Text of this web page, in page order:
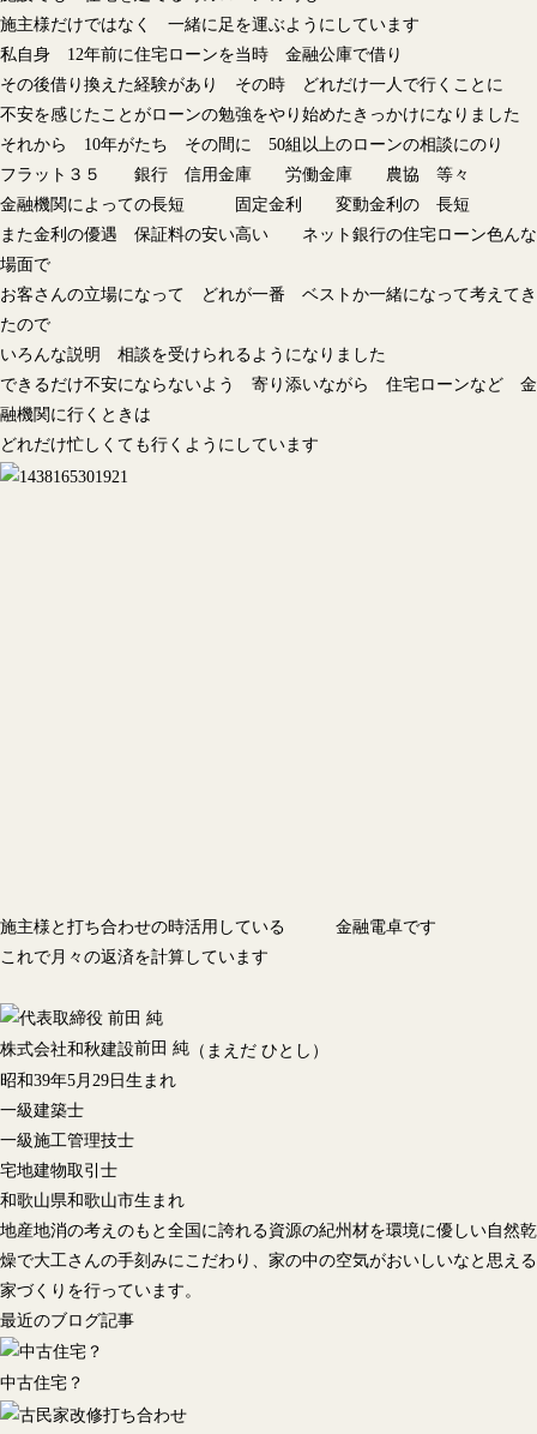
施主様だけではなく 一緒に足を運ぶようにしています
私自身 12年前に住宅ローンを当時 金融公庫で借り
その後借り換えた経験があり その時 どれだけ一人で行くことに
不安を感じたことがローンの勉強をやり始めたきっかけになりました
それから 10年がたち その間に 50組以上のローンの相談にのり
フラット３５ 銀行 信用金庫 労働金庫 農協 等々
金融機関によっての長短 固定金利 変動金利の 長短
また金利の優遇 保証料の安い高い ネット銀行の住宅ローン色んな
場面で
お客さんの立場になって どれが一番 ベストか一緒になって考えてき
たので
いろんな説明 相談を受けられるようになりました
できるだけ不安にならないよう 寄り添いながら 住宅ローンなど 金
融機関に行くときは
どれだけ忙しくても行くようにしています
施主様と打ち合わせの時活用している 金融電卓です
これで月々の返済を計算しています
株式会社和秋建設前田 純 （まえだ ひとし）
昭和39年5月29日生まれ
一級建築士
一級施工管理技士
宅地建物取引士
和歌山県和歌山市生まれ
地産地消の考えのもと全国に誇れる資源の紀州材を環境に優しい自然乾
燥で大工さんの手刻みにこだわり、家の中の空気がおいしいなと思える
家づくりを行っています。
最近のブログ記事
中古住宅？